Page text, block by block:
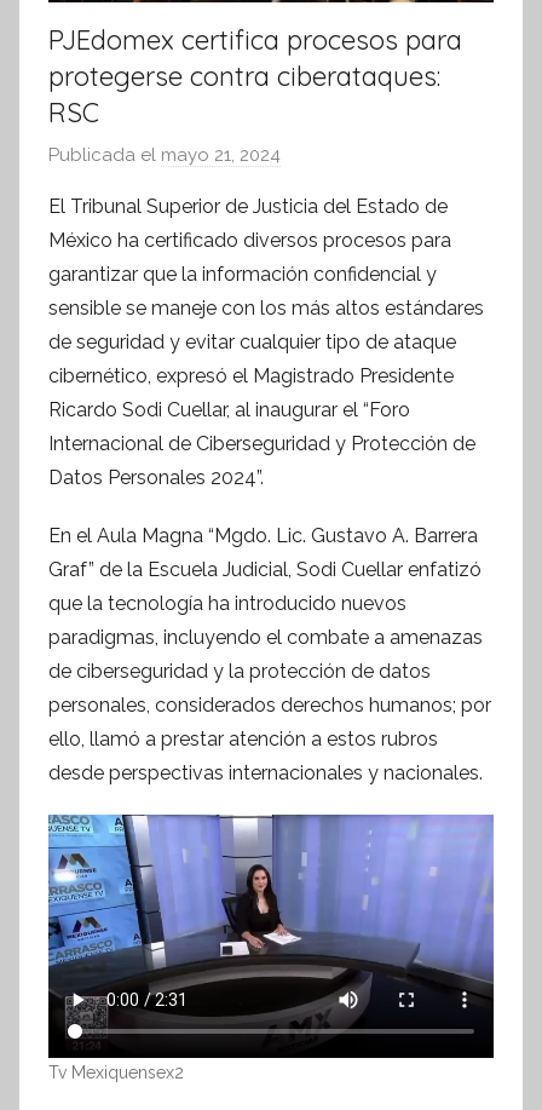
PJEdomex certifica procesos para
protegerse contra ciberataques:
RSC
Publicada el mayo 21, 2024
r
S
í
n
t
e
s
i
n
f
o
m
i
v
a
El Tribunal Superior de Justicia del Estado de
México ha certificado diversos procesos para
garantizar que la información confidencial y
sensible se maneje con los más altos estándares
de seguridad y evitar cualquier tipo de ataque
cibernético, expresó el Magistrado Presidente
Ricardo Sodi Cuellar, al inaugurar el “Foro
Internacional de Ciberseguridad y Protección de
Datos Personales 2024”.
En el Aula Magna “Mgdo. Lic. Gustavo A. Barrera
Graf” de la Escuela Judicial, Sodi Cuellar enfatizó
que la tecnología ha introducido nuevos
paradigmas, incluyendo el combate a amenazas
de ciberseguridad y la protección de datos
personales, considerados derechos humanos; por
ello, llamó a prestar atención a estos rubros
desde perspectivas internacionales y nacionales.
Tv Mexiquensex2